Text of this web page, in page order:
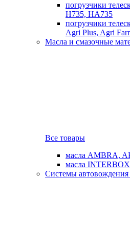
погрузчики
H735, HA735
погрузчики
Agri Plus, Agri
Масла и смазочные
Все товары
масла AMBRA,
масла INTERBOX
Системы